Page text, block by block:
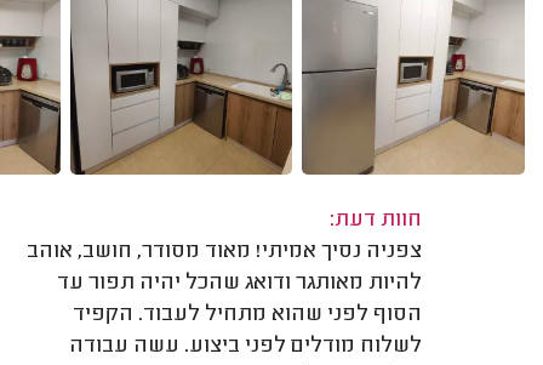
חוות דעת:
צפניה נסיך אמיתי! מאוד מסודר, חושב, אוהב
להיות מאותגר ודואג שהכל יהיה תפור עד
הסוף לפני שהוא מתחיל לעבוד. הקפיד
לשלוח מודלים לפני ביצוע. עשה עבודה